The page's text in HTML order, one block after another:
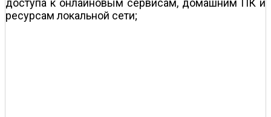
доступа к онлайновым сервисам, домашним ПК и
ресурсам локальной сети;